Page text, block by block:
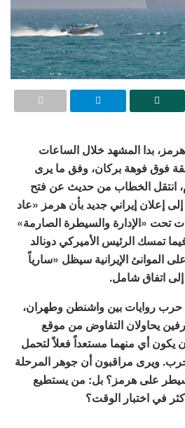
بدا المشهد خلال الساعات
فوق فوهة بركان، وفق ما يرى
انتقل الخطاب من حديث عن فتح
إعلان إيراني جديد بأن هرمز «عاد
تحت «الإدارة والسيطرة الصارمة»
تمسك الرئيس الأميركي دونالد
الموانئ الإيرانية سيظل «سارياً
اتفاق شامل.
حرب روايات بين واشنطن وطهران،
يحاولان التفاوض من موقع
أي منهما مستعداً فعلاً لتحمل
ويرى مراقبون أن جوهر المرحلة
على هرمز؟ بل: من يستطيع
في اختبار الوقت؟